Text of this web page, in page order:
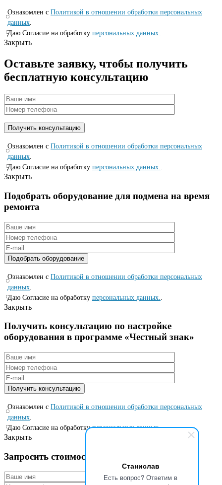
Станислав
Есть вопрос? Ответим в
Ознакомлен с Политикой в отношении обработки персональных
данных.
Даю Согласие на обработку персональных данных..
Закрыть
Оставьте заявку, чтобы получить
бесплатную консультацию
Ознакомлен с Политикой в отношении обработки персональных
данных.
Даю Согласие на обработку персональных данных..
Закрыть
Подобрать оборудование для подмена на время
ремонта
Ознакомлен с Политикой в отношении обработки персональных
данных
Даю Согласие на обработку персональных данных.
Закрыть
Получить консультацию по настройке
оборудования в программе «Честный знак»
Ознакомлен с Политикой в отношении обработки персональных
данных.
Даю Согласие на обработкуперсональных данных..
Закрыть
Запросить стоимость по специальной цене